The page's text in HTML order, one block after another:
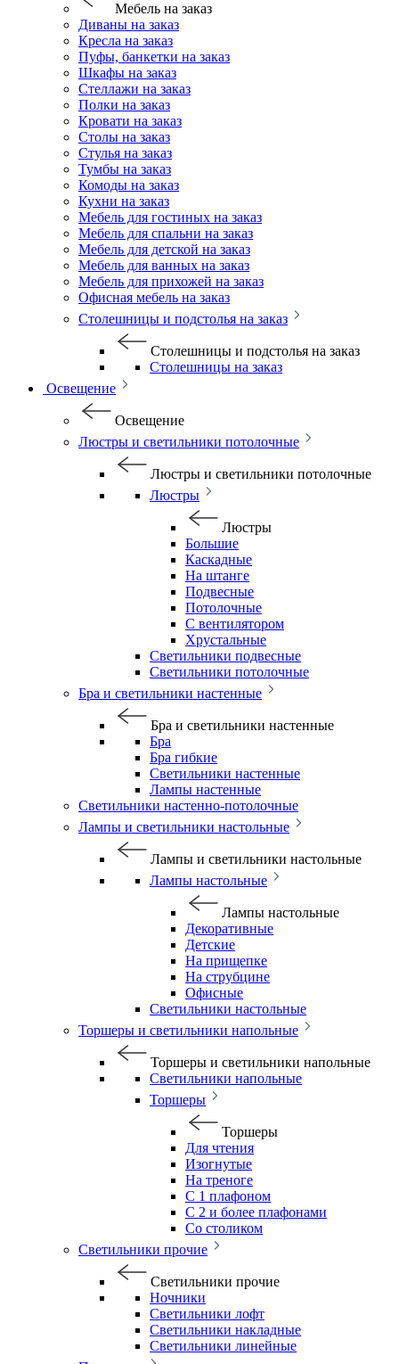
Мебель на заказ
Диваны на заказ
Кресла на заказ
Пуфы, банкетки на заказ
Шкафы на заказ
Стеллажи на заказ
Полки на заказ
Кровати на заказ
Столы на заказ
Стулья на заказ
Тумбы на заказ
Комоды на заказ
Кухни на заказ
Мебель для гостиных на заказ
Мебель для спальни на заказ
Мебель для детской на заказ
Мебель для ванных на заказ
Мебель для прихожей на заказ
Офисная мебель на заказ
Столешницы и подстолья на заказ
Столешницы и подстолья на заказ
Столешницы на заказ
Освещение
Освещение
Люстры и светильники потолочные
Люстры и светильники потолочные
Люстры
Люстры
Большие
Каскадные
На штанге
Подвесные
Потолочные
С вентилятором
Хрустальные
Светильники подвесные
Светильники потолочные
Бра и светильники настенные
Бра и светильники настенные
Бра
Бра гибкие
Светильники настенные
Лампы настенные
Светильники настенно-потолочные
Лампы и светильники настольные
Лампы и светильники настольные
Лампы настольные
Лампы настольные
Декоративные
Детские
На прищепке
На струбцине
Офисные
Светильники настольные
Торшеры и светильники напольные
Торшеры и светильники напольные
Светильники напольные
Торшеры
Торшеры
Для чтения
Изогнутые
На треноге
С 1 плафоном
С 2 и более плафонами
Со столиком
Светильники прочие
Светильники прочие
Ночники
Светильники лофт
Светильники накладные
Светильники линейные